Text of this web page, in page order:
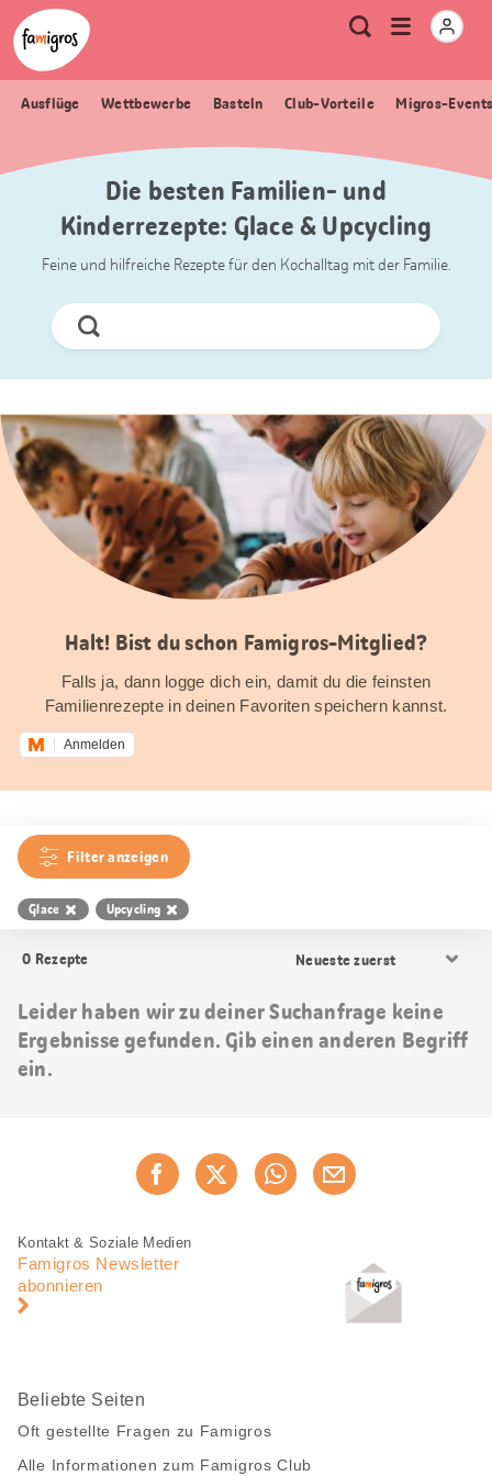
Sprungmarken
Navigation
Header
Logo
Meta
Navigation
Suche
Menu
öffnen
Ausflüge Wettbewerbe Basteln Club-Vorteile Migros-
Die besten Familien- und
Kinderrezepte: Glace & Upcycling
Feine und hilfreiche Rezepte für den Kochalltag mit der Familie.
Jetzt
Suchen
Halt! Bist du schon Famigros-Mitglied?
Falls ja, dann logge dich ein, damit du die feinsten
Familienrezepte in deinen Favoriten speichern kannst.
Anmelden
Filter anzeigen
Glace Upcycling
0 Rezepte
Sortierung
Leider haben wir zu deiner Suchanfrage keine
Ergebnisse gefunden. Gib einen anderen Begriff
ein.
Jetzt weiterempfehlen
Fusszeile
Fusszeile
Navigation
Kontakt & Soziale Medien
Famigros Newsletter
abonnieren
Beliebte Seiten
Oft gestellte Fragen zu Famigros
Alle Informationen zum Famigros Club